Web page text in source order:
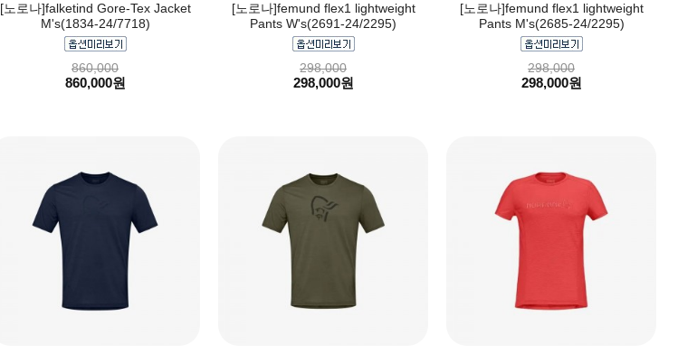
[노로나]falketind Gore-Tex Jacket
M's(1834-24/7718)
860,000
860,000원
[노로나]femund flex1 lightweight
Pants W's(2691-24/2295)
298,000
298,000원
[노로나]femund flex1 lightweight
Pants M's(2685-24/2295)
298,000
298,000원